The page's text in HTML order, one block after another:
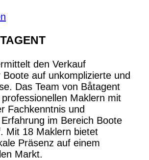
den Verkauf
auf unkomplizierte und
Das Team von Båtagent
Maklern mit
Fachkenntnis und
Erfahrung im Bereich Boote
Mit 18 Maklern bietet
Präsenz auf einem
Markt.